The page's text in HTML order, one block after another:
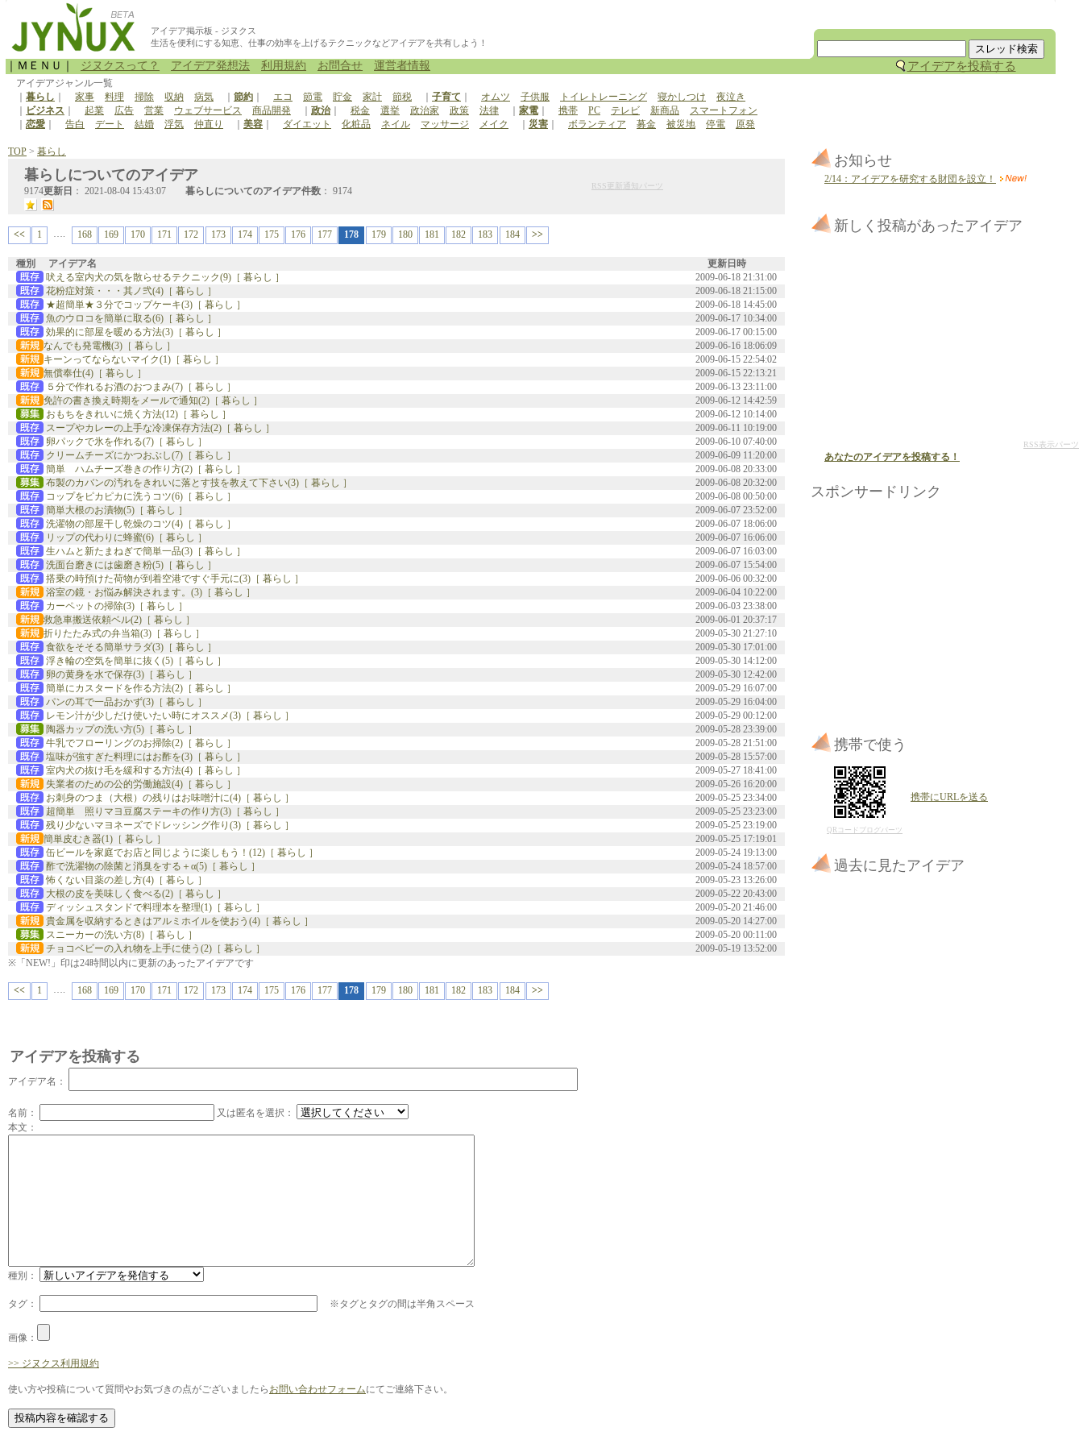
アイデア掲示板 - ジヌクス
生活を便利にする知恵、仕事の効率を上げるテクニックなどアイデアを共有しよう！
｜ＭＥＮＵ｜ ジヌクスって？ アイデア発想法 利用規約 お問合せ 運営者情報 アイデアを投稿する
アイデアジャンル一覧
暮らし 家事 料理 掃除 収納 病気 節約 エコ 節電 貯金 家計 節税 子育て オムツ 子供服 トイレトレーニング 寝かしつけ
夜泣き
ビジネス 起業 広告 営業 ウェブサービス 商品開発 政治｜ 税金 選挙 政治家 政策 法律 家電 携帯 PC テレビ 新商品
スマートフォン
恋愛 告白 デート 結婚 浮気 仲直り 美容 ダイエット 化粧品 ネイル マッサージ メイク 災害 ボランティア 募金 被災地 停電 原発
TOP > 暮らし
暮らしについてのアイデア
9174更新日 ： 2021-08-04 15:43:07 暮らしについてのアイデア件数 ： 9174 RSS更新通知パーツ
<< 1 …. 168 169 170 171 172 173 174 175 176 177 178 179 180 181 182 183 184 >>
種別 アイデア名
更新日時
吠える室内犬の気を散らせるテクニック(9)［ 暮らし ］
2009-06-18 21:31:00
花粉症対策・・・其ノ弐(4)［ 暮らし ］
2009-06-18 21:15:00
★超簡単★３分でコップケーキ(3)［ 暮らし ］
2009-06-18 14:45:00
魚のウロコを簡単に取る(6)［ 暮らし ］
2009-06-17 10:34:00
効果的に部屋を暖める方法(3)［ 暮らし ］
2009-06-17 00:15:00
なんでも発電機(3)［ 暮らし ］
2009-06-16 18:06:09
キーンってならないマイク(1)［ 暮らし ］
2009-06-15 22:54:02
無償奉仕(4)［ 暮らし ］
2009-06-15 22:13:21
５分で作れるお酒のおつまみ(7)［ 暮らし ］
2009-06-13 23:11:00
免許の書き換え時期をメールで通知(2)［ 暮らし ］
2009-06-12 14:42:59
おもちをきれいに焼く方法(12)［ 暮らし ］
2009-06-12 10:14:00
スープやカレーの上手な冷凍保存方法(2)［ 暮らし ］
2009-06-11 10:19:00
卵パックで氷を作れる(7)［ 暮らし ］
2009-06-10 07:40:00
クリームチーズにかつおぶし(7)［ 暮らし ］
2009-06-09 11:20:00
簡単 ハムチーズ巻きの作り方(2)［ 暮らし ］
2009-06-08 20:33:00
布製のカバンの汚れをきれいに落とす技を教えて下さい(3)［ 暮らし ］
2009-06-08 20:32:00
コップをピカピカに洗うコツ(6)［ 暮らし ］
2009-06-08 00:50:00
簡単大根のお漬物(5)［ 暮らし ］
2009-06-07 23:52:00
洗濯物の部屋干し乾燥のコツ(4)［ 暮らし ］
2009-06-07 18:06:00
リップの代わりに蜂蜜(6)［ 暮らし ］
2009-06-07 16:06:00
生ハムと新たまねぎで簡単一品(3)［ 暮らし ］
2009-06-07 16:03:00
洗面台磨きには歯磨き粉(5)［ 暮らし ］
2009-06-07 15:54:00
搭乗の時預けた荷物が到着空港ですぐ手元に(3)［ 暮らし ］
2009-06-06 00:32:00
浴室の鏡・お悩み解決されます。(3)［ 暮らし ］
2009-06-04 10:22:00
カーペットの掃除(3)［ 暮らし ］
2009-06-03 23:38:00
救急車搬送依頼ベル(2)［ 暮らし ］
2009-06-01 20:37:17
折りたたみ式の弁当箱(3)［ 暮らし ］
2009-05-30 21:27:10
食欲をそそる簡単サラダ(3)［ 暮らし ］
2009-05-30 17:01:00
浮き輪の空気を簡単に抜く(5)［ 暮らし ］
2009-05-30 14:12:00
卵の黄身を水で保存(3)［ 暮らし ］
2009-05-30 12:42:00
簡単にカスタードを作る方法(2)［ 暮らし ］
2009-05-29 16:07:00
パンの耳で一品おかず(3)［ 暮らし ］
2009-05-29 16:04:00
レモン汁が少しだけ使いたい時にオススメ(3)［ 暮らし ］
2009-05-29 00:12:00
陶器カップの洗い方(5)［ 暮らし ］
2009-05-28 23:39:00
牛乳でフローリングのお掃除(2)［ 暮らし ］
2009-05-28 21:51:00
塩味が強すぎた料理にはお酢を(3)［ 暮らし ］
2009-05-28 15:57:00
室内犬の抜け毛を緩和する方法(4)［ 暮らし ］
2009-05-27 18:41:00
失業者のための公的労働施設(4)［ 暮らし ］
2009-05-26 16:20:00
お刺身のつま（大根）の残りはお味噌汁に(4)［ 暮らし ］
2009-05-25 23:34:00
超簡単 照りマヨ豆腐ステーキの作り方(3)［ 暮らし ］
2009-05-25 23:23:00
残り少ないマヨネーズでドレッシング作り(3)［ 暮らし ］
2009-05-25 23:19:00
簡単皮むき器(1)［ 暮らし ］
2009-05-25 17:19:01
缶ビールを家庭でお店と同じように楽しもう！(12)［ 暮らし ］
2009-05-24 19:13:00
酢で洗濯物の除菌と消臭をする＋α(5)［ 暮らし ］
2009-05-24 18:57:00
怖くない目薬の差し方(4)［ 暮らし ］
2009-05-23 13:26:00
大根の皮を美味しく食べる(2)［ 暮らし ］
2009-05-22 20:43:00
ディッシュスタンドで料理本を整理(1)［ 暮らし ］
2009-05-20 21:46:00
貴金属を収納するときはアルミホイルを使おう(4)［ 暮らし ］
2009-05-20 14:27:00
スニーカーの洗い方(8)［ 暮らし ］
2009-05-20 00:11:00
チョコベビーの入れ物を上手に使う(2)［ 暮らし ］
2009-05-19 13:52:00
※「NEW!」印は24時間以内に更新のあったアイデアです
<< 1 …. 168 169 170 171 172 173 174 175 176 177 178 179 180 181 182 183 184 >>
アイデアを投稿する
アイデア名：
名前：
又は匿名を選択：
本文：
種別：
タグ： ※タグとタグの間は半角スペース
画像：
>> ジヌクス利用規約
使い方や投稿について質問やお気づきの点がございましたら お問い合わせフォームにてご連絡下さい。
お知らせ
2/14：アイデアを研究する財団を設立！
新しく投稿があったアイデア
RSS表示パーツ
あなたのアイデアを投稿する！
スポンサードリンク
携帯で使う
QRコードブログパーツ
携帯にURLを送る
過去に見たアイデア